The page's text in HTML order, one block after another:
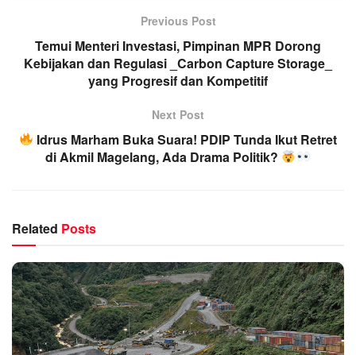
Previous Post
Temui Menteri Investasi, Pimpinan MPR Dorong
Kebijakan dan Regulasi _Carbon Capture Storage_
yang Progresif dan Kompetitif
Next Post
Idrus Marham Buka Suara! PDIP Tunda Ikut Retret
di Akmil Magelang, Ada Drama Politik?
Related Posts